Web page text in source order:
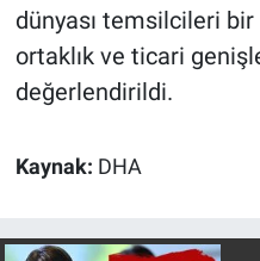
dünyası temsilcileri bir
ortaklık ve ticari
değerlendirildi.
Kaynak: DHA